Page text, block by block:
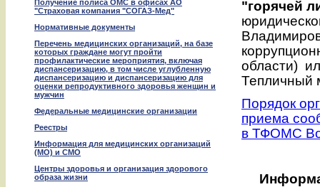
Получение полиса ОМС в офисах АО
"Страховая компания "СОГАЗ-Мед"
Нормативные документы
Перечень медицинских организаций, на базе
которых граждане могут пройти
профилактические мероприятия, включая
диспансеризацию, в том числе углубленную
диспансеризацию и диспансеризацию для
оценки репродуктивного здоровья женщин и
мужчин
Федеральные медицинские организации
Реестры
Информация для медицинских организаций
(МО) и СМО
Центры здоровья и организация здорового
образа жизни
"горячей
области)
Тепличный
Порядок
приема
в ТФОМС